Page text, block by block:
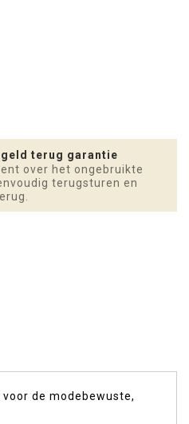
terug garantie
over het ongebruikte
terugsturen en
de modebewuste,